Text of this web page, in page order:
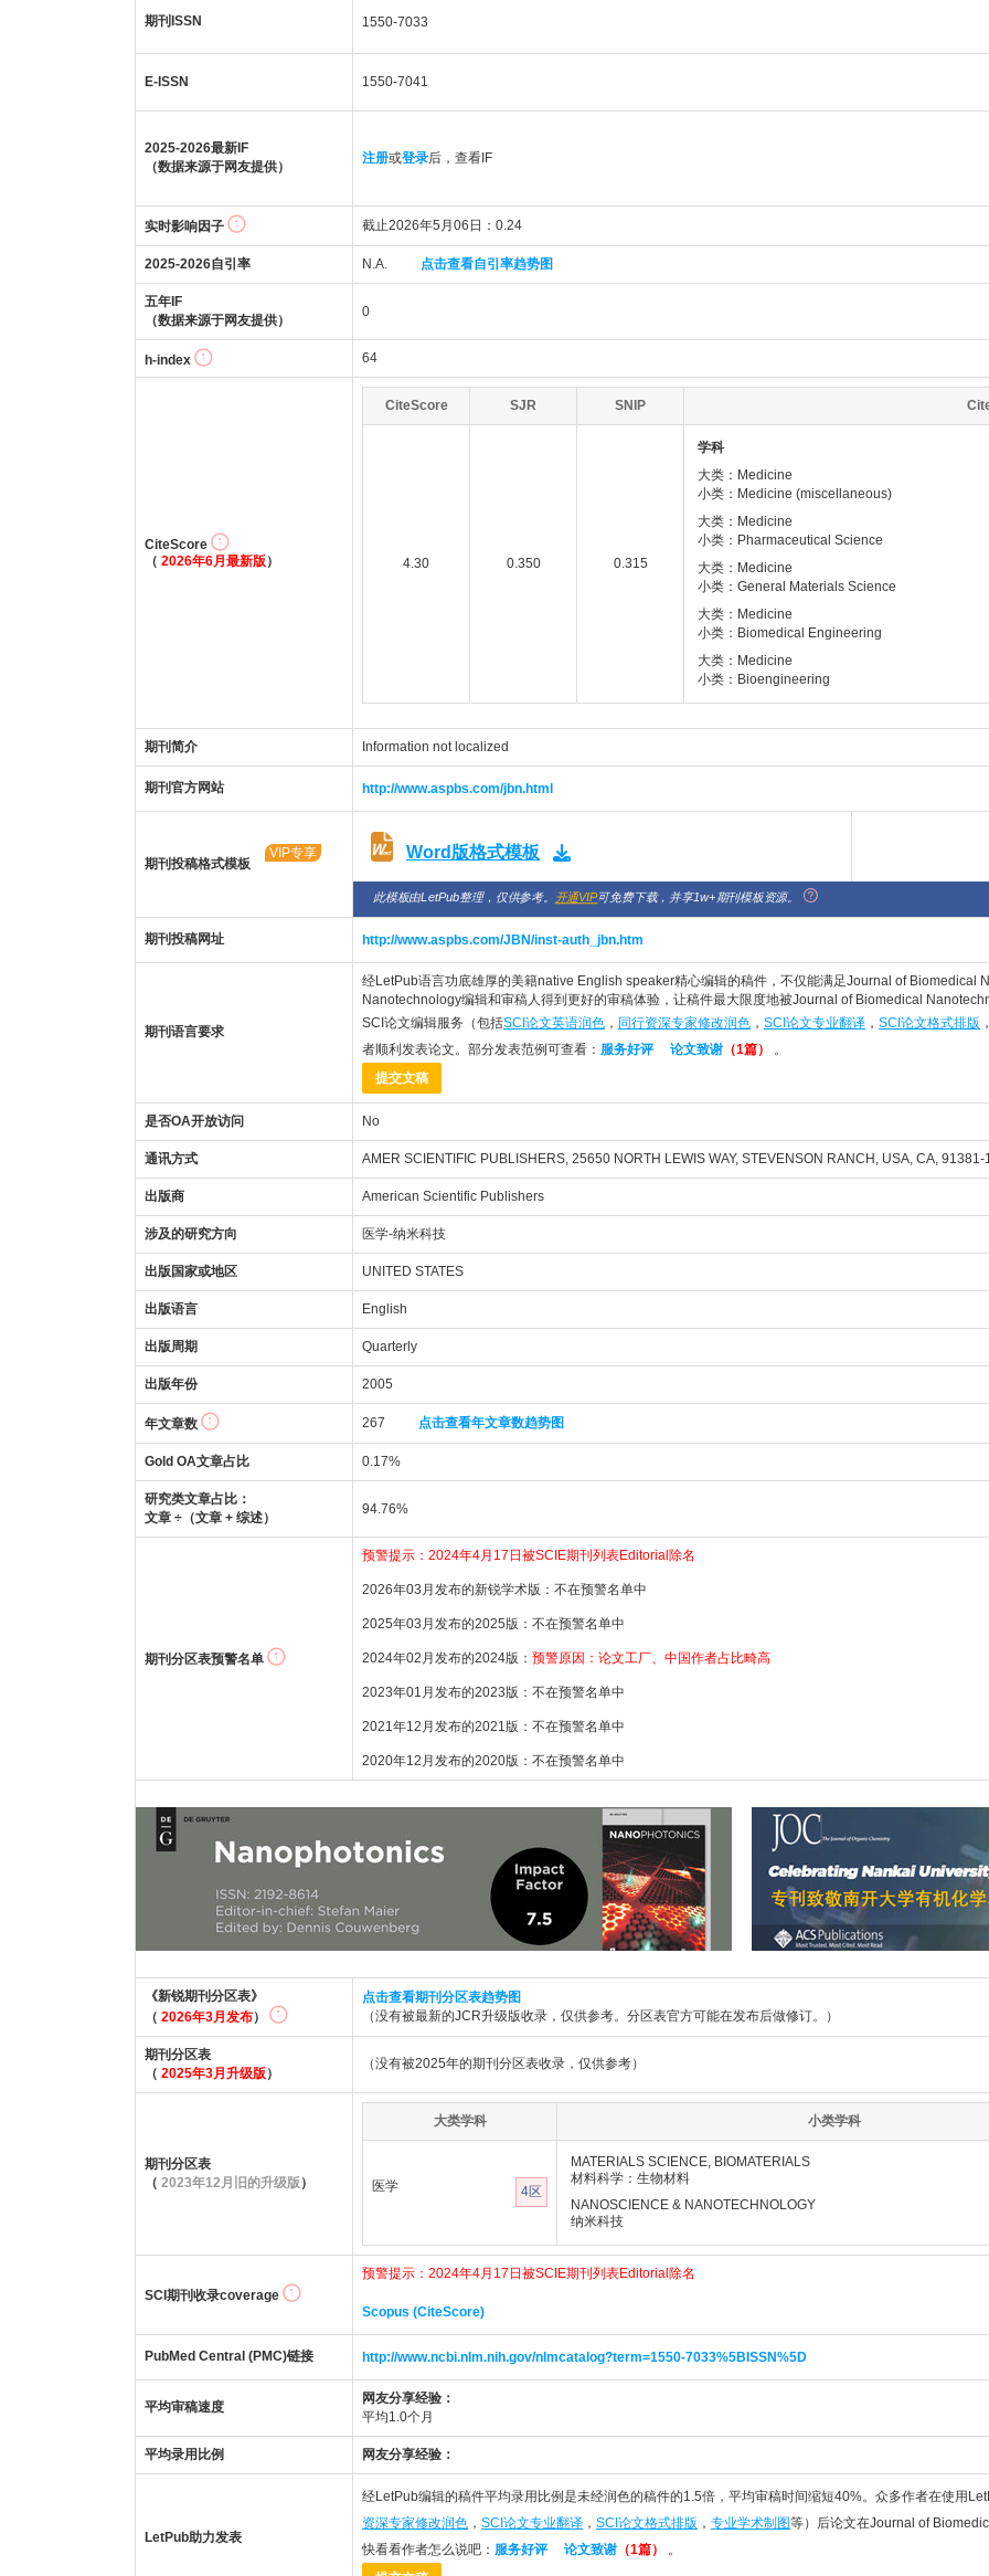
期刊ISSN 1550-7033
E-ISSN 1550-7041
2025-2026最新IF
（数据来源于网友提供）
注册或登录后，查看IF
实时影响因子 截止2026年5月06日：0.24
2025-2026自引率 N.A. 点击查看自引率趋势图
五年IF
（数据来源于网友提供）
0
h-index 64
CiteScore
（ 2026年6月最新版）
CiteScore SJR SNIP
4.30 0.350 0.315
学科
大类：Medicine
小类：Medicine (miscellaneous)
大类：Medicine
小类：Pharmaceutical Science
大类：Medicine
小类：General Materials Science
大类：Medicine
小类：Biomedical Engineering
大类：Medicine
小类：Bioengineering
期刊简介 Information not localized
期刊官方网站 http://www.aspbs.com/jbn.html
期刊投稿格式模板
VIP专享 Word版格式模板
此模板由LetPub整理，仅供参考。 开通VIP可免费下载，并享1w+期刊模板资源。
期刊投稿网址 http://www.aspbs.com/JBN/inst-auth_jbn.htm
期刊语言要求
经LetPub语言功底雄厚的美籍native English speaker精心编辑的稿件，不仅能满足Journal of Biomedical
Nanotechnology编辑和审稿人得到更好的审稿体验，让稿件最大限度地被Journal of Biomedical
SCI论文编辑服务（包括SCI论文英语润色 ， 同行资深专家修改润色 ， SCI论文专业翻译 ， SCI论文格式排版 ，
者顺利发表论文。部分发表范例可查看： 服务好评 论文致谢 （1篇）
。
提交文稿
是否OA开放访问 No
通讯方式 AMER SCIENTIFIC PUBLISHERS, 25650 NORTH LEWIS WAY, STEVENSON RANCH, USA, CA, 91381-
出版商 American Scientific Publishers
涉及的研究方向 医学-纳米科技
出版国家或地区 UNITED STATES
出版语言 English
出版周期 Quarterly
出版年份 2005
年文章数 267 点击查看年文章数趋势图
Gold OA文章占比 0.17%
研究类文章占比：
文章 ÷（文章 + 综述）
94.76%
期刊分区表预警名单
预警提示：2024年4月17日被SCIE期刊列表Editorial除名
2026年03月发布的新锐学术版：不在预警名单中
2025年03月发布的2025版：不在预警名单中
2024年02月发布的2024版： 预警原因：论文工厂、中国作者占比畸高
2023年01月发布的2023版：不在预警名单中
2021年12月发布的2021版：不在预警名单中
2020年12月发布的2020版：不在预警名单中
《新锐期刊分区表》
（ 2026年3月发布）
点击查看期刊分区表趋势图
（没有被最新的JCR升级版收录，仅供参考。分区表官方可能在发布后做修订。）
期刊分区表
（ 2025年3月升级版）
（没有被2025年的期刊分区表收录，仅供参考）
期刊分区表
（ 2023年12月旧的升级版 ）
大类学科 小类学科
医学 4区
MATERIALS SCIENCE, BIOMATERIALS
材料科学：生物材料
NANOSCIENCE & NANOTECHNOLOGY
纳米科技
SCI期刊收录coverage
预警提示：2024年4月17日被SCIE期刊列表Editorial除名
Scopus (CiteScore)
PubMed Central (PMC)链接 http://www.ncbi.nlm.nih.gov/nlmcatalog?term=1550-7033%5BISSN%5D
平均审稿速度
网友分享经验：
平均1.0个月
平均录用比例 网友分享经验：
LetPub助力发表
经LetPub编辑的稿件平均录用比例是未经润色的稿件的1.5倍，平均审稿时间缩短40%。众多作者在使用
资深专家修改润色 ， SCI论文专业翻译 ， SCI论文格式排版 ， 专业学术制图等）后论文在Journal of
快看看作者怎么说吧： 服务好评 论文致谢 （1篇）
。